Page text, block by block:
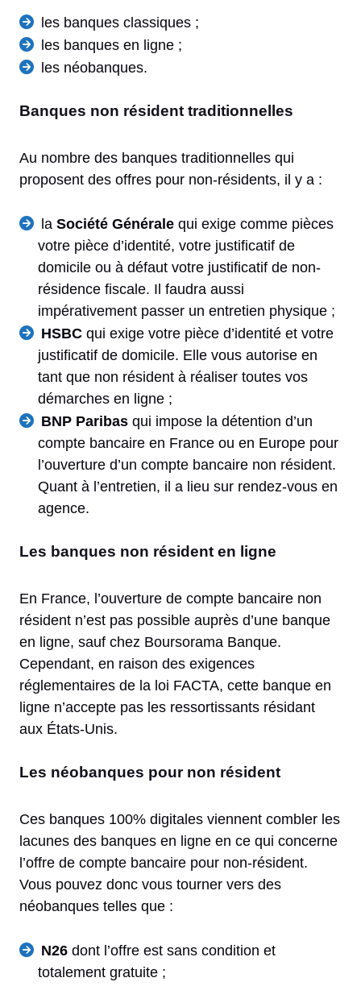
les banques classiques ;
les banques en ligne ;
les néobanques.
Banques non résident traditionnelles
Au nombre des banques traditionnelles qui
proposent des offres pour non-résidents, il y a :
la Société Générale qui exige comme pièces
votre pièce d’identité, votre justificatif de
domicile ou à défaut votre justificatif de non-
résidence fiscale. Il faudra aussi
impérativement passer un entretien physique ;
HSBC qui exige votre pièce d’identité et votre
justificatif de domicile. Elle vous autorise en
tant que non résident à réaliser toutes vos
démarches en ligne ;
BNP Paribas qui impose la détention d’un
compte bancaire en France ou en Europe pour
l’ouverture d’un compte bancaire non résident.
Quant à l’entretien, il a lieu sur rendez-vous en
agence.
Les banques non résident en ligne
En France, l’ouverture de compte bancaire non
résident n’est pas possible auprès d’une banque
en ligne, sauf chez Boursorama Banque.
Cependant, en raison des exigences
réglementaires de la loi FACTA, cette banque en
ligne n’accepte pas les ressortissants résidant
aux États-Unis.
Les néobanques pour non résident
Ces banques 100% digitales viennent combler les
lacunes des banques en ligne en ce qui concerne
l’offre de compte bancaire pour non-résident.
Vous pouvez donc vous tourner vers des
néobanques telles que :
N26 dont l’offre est sans condition et
totalement gratuite ;